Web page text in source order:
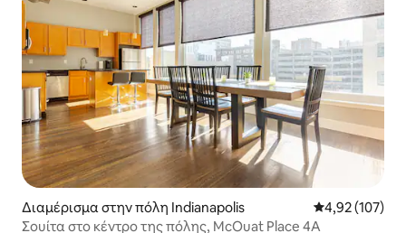
Διαμέρισμα στην πόλη Indianapolis Μέση
4,92 (107)
Σουίτα στο κέντρο της πόλης, McOuat Place 4A